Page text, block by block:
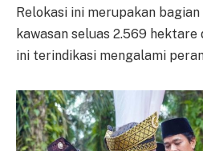
Relokasi ini merupakan
kawasan seluas 2.569
ini terindikasi mengalami